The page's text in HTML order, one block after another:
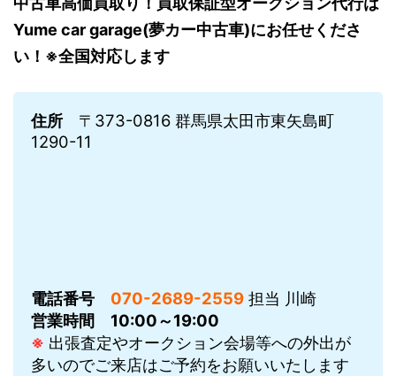
Yume car garage(夢カー中古車)にお任せくださ
い！※全国対応します
住所 〒373-0816 群馬県太田市東矢島町
1290-11
電話番号 070-2689-2559 担当 川崎
営業時間
10:00～19:00
※ 出張査定やオークション会場等への外出が
多いのでご来店はご予約をお願いいたします